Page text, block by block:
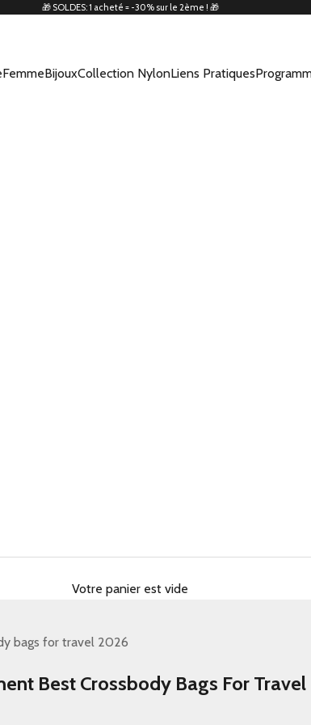
🎁 SOLDES: 1 acheté = -30% sur le 2ème ! 🎁
FemmeBijouxCollection NylonLiens Pratiques
Votre panier est vide
bags for travel 2026
Best Crossbody Bags For